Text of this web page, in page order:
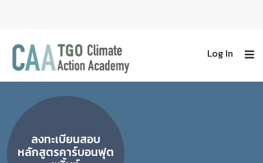
Log In